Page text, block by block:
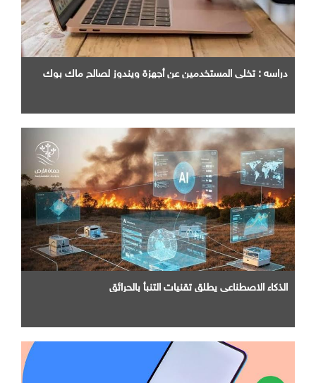
دراسه : تخلي المستخدمين عن أجهزة ويندوز لصالح ماك بوك
الذكاء الاصطناعي يطلق تقنيات التنبأ بالحرائق